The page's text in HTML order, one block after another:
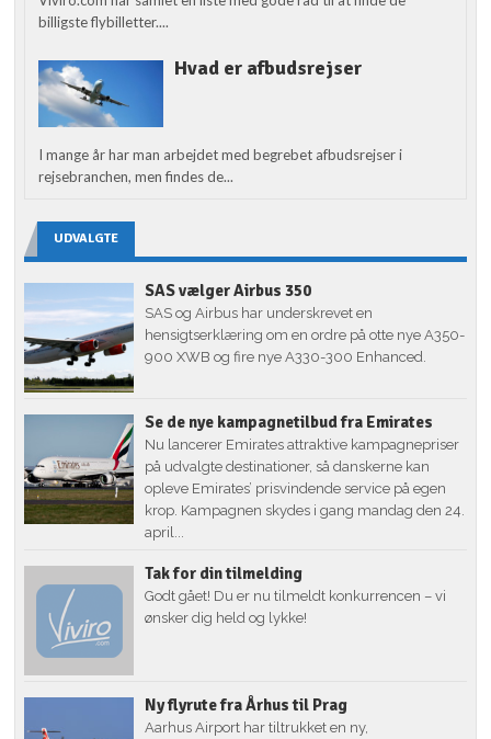
billigste flybilletter....
Hvad er afbudsrejser
I mange år har man arbejdet med begrebet afbudsrejser i
rejsebranchen, men findes de...
UDVALGTE
SAS vælger Airbus 350
SAS og Airbus har underskrevet en
hensigtserklæring om en ordre på otte nye A350-
900 XWB og fire nye A330-300 Enhanced.
Se de nye kampagnetilbud fra Emirates
Nu lancerer Emirates attraktive kampagnepriser
på udvalgte destinationer, så danskerne kan
opleve Emirates’ prisvindende service på egen
krop. Kampagnen skydes i gang mandag den 24.
april...
Tak for din tilmelding
Godt gået! Du er nu tilmeldt konkurrencen – vi
ønsker dig held og lykke!
Ny flyrute fra Århus til Prag
Aarhus Airport har tiltrukket en ny,